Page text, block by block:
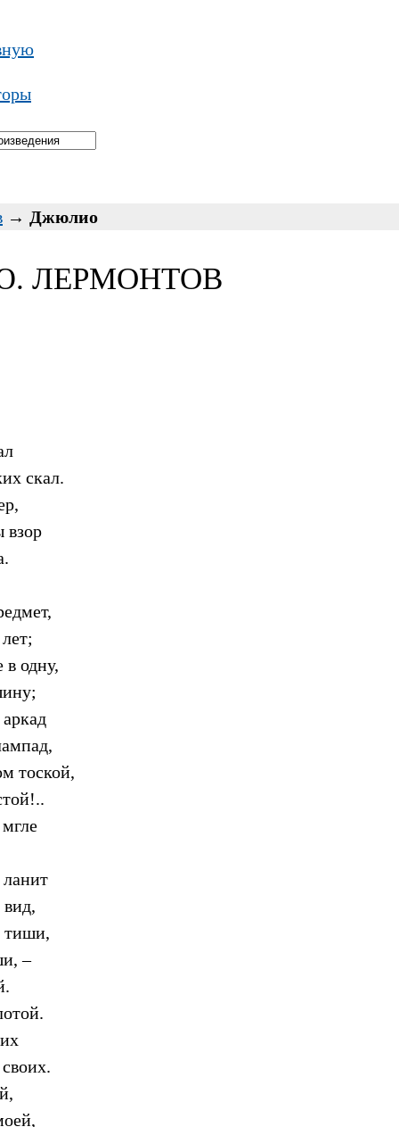
→ Джюлио
ЛЕРМОНТОВ
скал.
взор
в одну,
тоской,
тиши,
–